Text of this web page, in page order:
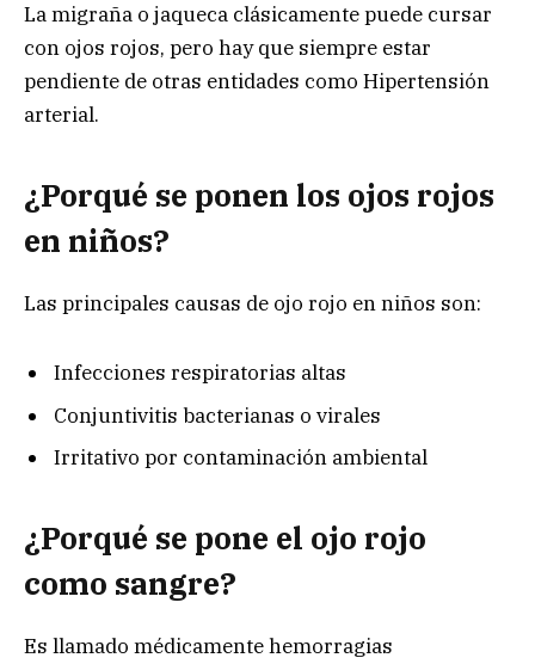
La migraña o jaqueca clásicamente puede cursar
con ojos rojos, pero hay que siempre estar
pendiente de otras entidades como Hipertensión
arterial.
¿Porqué se ponen los ojos rojos
en niños?
Las principales causas de ojo rojo en niños son:
Infecciones respiratorias altas
Conjuntivitis bacterianas o virales
Irritativo por contaminación ambiental
¿Porqué se pone el ojo rojo
como sangre?
Es llamado médicamente hemorragias